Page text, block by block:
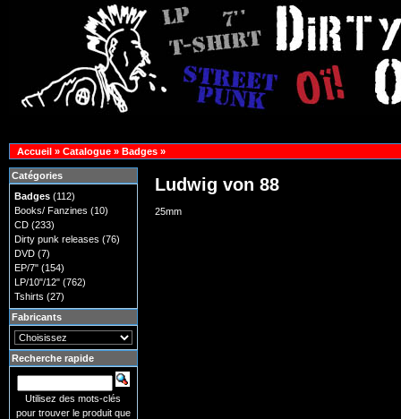
Accueil» Catalogue» Badges»
Ludwig von 88
25mm
Catégories
Badges(112)
Books/ Fanzines (10)
CD(233)
Dirty punk releases (76)
DVD(7)
EP/7"(154)
LP/10"/12"(762)
Tshirts (27)
Fabricants
Recherche rapide
Utilisez des mots-clés
pour trouver le produit que